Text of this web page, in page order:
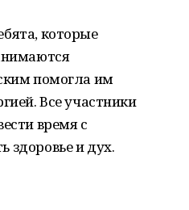
которые
помогла им
Все участники
время с
здоровье и дух.